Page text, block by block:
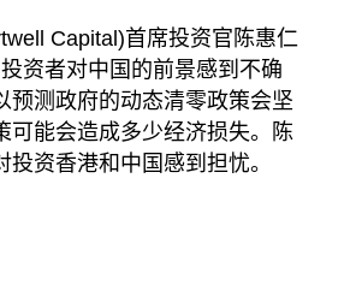
Capital)首席投资官陈惠仁
资者对中国的前景感到不确
预测政府的动态清零政策会坚
可能会造成多少经济损失。陈
资香港和中国感到担忧。